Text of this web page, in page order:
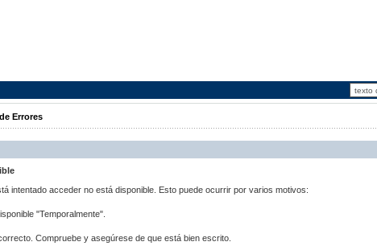
Errores
intentado acceder no está disponible. Esto puede ocurrir por varios motivos:
"Temporalmente".
Compruebe y asegúrese de que está bien escrito.